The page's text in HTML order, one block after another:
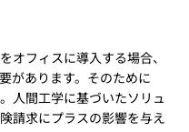
オフィスに導入する場合、
があります。そのために
人間工学に基づいたソリュ
請求にプラスの影響を与え